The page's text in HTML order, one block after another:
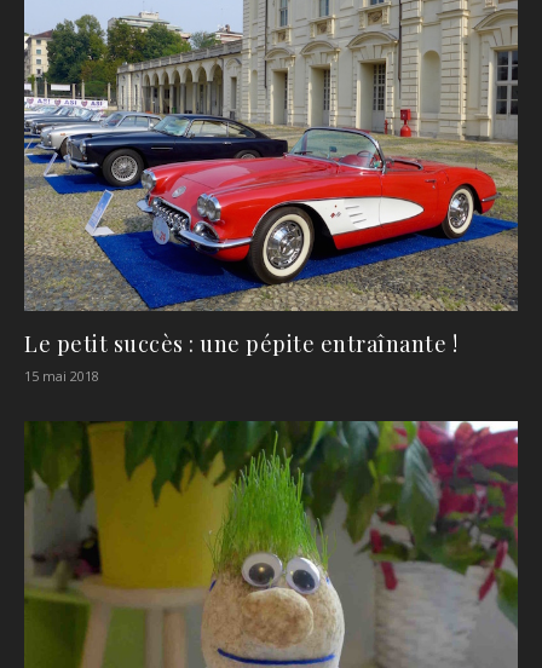
Le petit succès : une pépite entraînante !
15 mai 2018